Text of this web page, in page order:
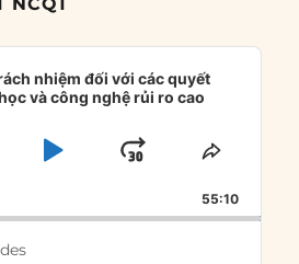
nhiệm đối với các quyết
và công nghệ rủi ro cao
PLAYJUMP
FORWARD
SHARE
55:10